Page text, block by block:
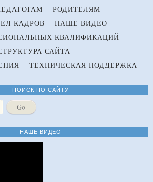
РОДИТЕЛЯМ
КАДРОВ
НАШЕ ВИДЕО
КВАЛИФИКАЦИЙ
САЙТА
ТЕХНИЧЕСКАЯ ПОДДЕРЖКА
ПОИСК ПО САЙТУ
НАШЕ ВИДЕО